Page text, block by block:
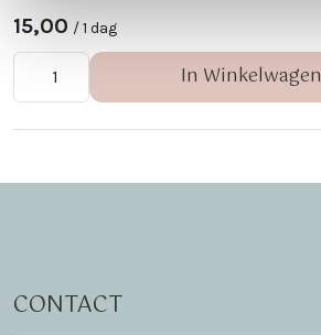
15,00 / 1 dag
In Winkelwagen
CONTACT